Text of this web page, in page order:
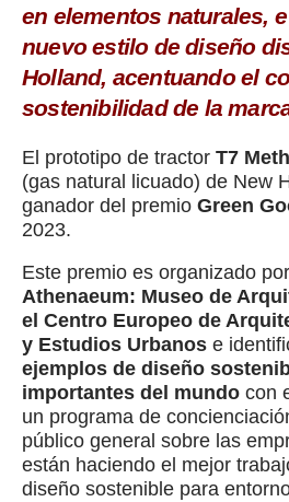
en elementos naturales,
nuevo estilo de diseño
Holland, acentuando el
sostenibilidad de la
El prototipo de tractor T7
(gas natural licuado) de New
ganador del premio Green
2023.
Este premio es organizado
Athenaeum: Museo de
el Centro Europeo de
y Estudios Urbanos e
ejemplos de diseño
importantes del mundo con
un programa de
público general sobre las
están haciendo el mejor
diseño sostenible para